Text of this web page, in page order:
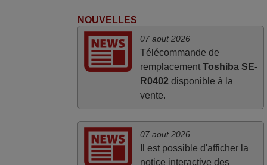
effectuée a 13h30est deja traitée et
expédiée Je vous en remercie d’avance
et attend la réception Encore merci
Jacqueline,
FRANCE
NOUVELLES
07 aout 2026
Télécommande de
remplacement Toshiba SE-
R0402 disponible à la
vente.
07 aout 2026
Il est possible d'afficher la
notice interactive des